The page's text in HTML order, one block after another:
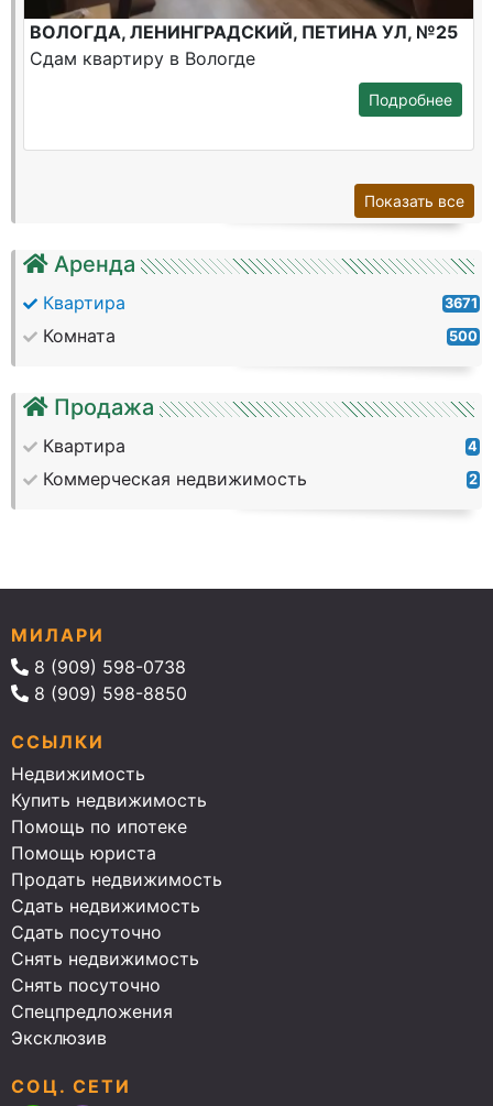
Аренда
Квартира 3671
Комната 500
Продажа
Квартира 4
Коммерческая недвижимость 2
ВОЛОГДА, ЛЕНИНГРАДСКИЙ, ПЕТИНА УЛ, №25
Сдам квартиру в Вологде
Подробнее
Показать все
МИЛАРИ
8 (909) 598-0738
8 (909) 598-8850
ССЫЛКИ
Недвижимость
Купить недвижимость
Помощь по ипотеке
Помощь юриста
Продать недвижимость
Сдать недвижимость
Сдать посуточно
Снять недвижимость
Снять посуточно
Спецпредложения
Эксклюзив
СОЦ. СЕТИ